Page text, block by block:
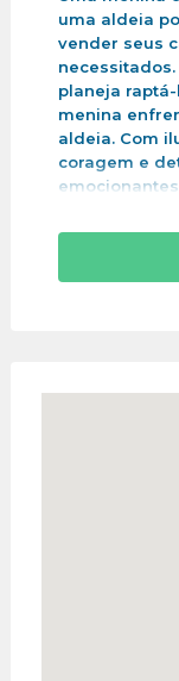
uma aldeia
vender seus
planeja
menina
aldeia. Com
coragem e